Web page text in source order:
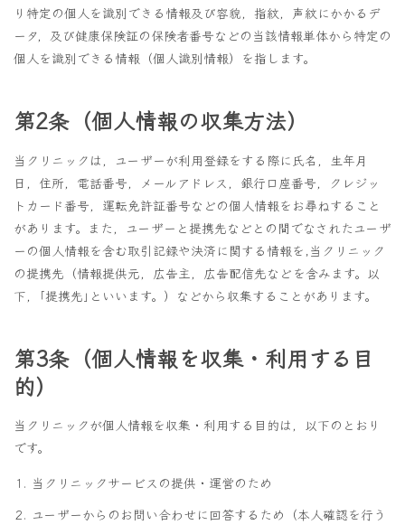
り特定の個人を識別できる情報及び容貌，指紋，声紋にかかるデ
ータ，及び健康保険証の保険者番号などの当該情報単体から特定の
個人を識別できる情報（個人識別情報）を指します。
第2条（個人情報の収集方法）
当クリニックは，ユーザーが利用登録をする際に氏名，生年月
日，住所，電話番号，メールアドレス，銀行口座番号，クレジッ
トカード番号，運転免許証番号などの個人情報をお尋ねすること
があります。また，ユーザーと提携先などとの間でなされたユーザ
ーの個人情報を含む取引記録や決済に関する情報を,当クリニック
の提携先（情報提供元，広告主，広告配信先などを含みます。以
下，｢提携先｣といいます。）などから収集することがあります。
第3条（個人情報を収集・利用する目
的）
当クリニックが個人情報を収集・利用する目的は，以下のとおり
です。
当クリニックサービスの提供・運営のため
ユーザーからのお問い合わせに回答するため（本人確認を行う